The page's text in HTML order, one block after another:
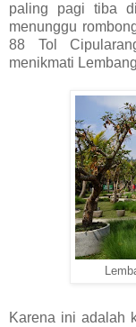
paling pagi tiba
menunggu
88 Tol
menikmati
Karena ini adalah